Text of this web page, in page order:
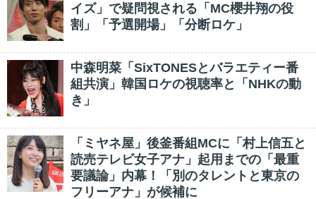
イズ」で疑問視される「MC櫻井翔の役
割」「予選開場」「分断ロケ」
中森明菜「SixTONESとバラエティー番
組共演」韓国ロケの視聴率と「NHKの動
き」
「ミヤネ屋」後釜番組MCに「村上信五と
読売テレビ女子アナ」起用までの「最重
要議論」内幕！「別のタレントと東京の
フリーアナ」が候補に